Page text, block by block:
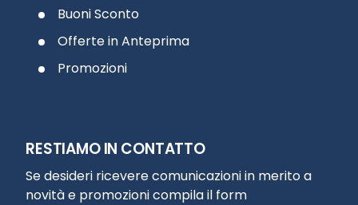
Buoni Sconto
Offerte in Anteprima
Promozioni
RESTIAMO IN CONTATTO
Se desideri ricevere comunicazioni in merito a
novità e promozioni compila il form